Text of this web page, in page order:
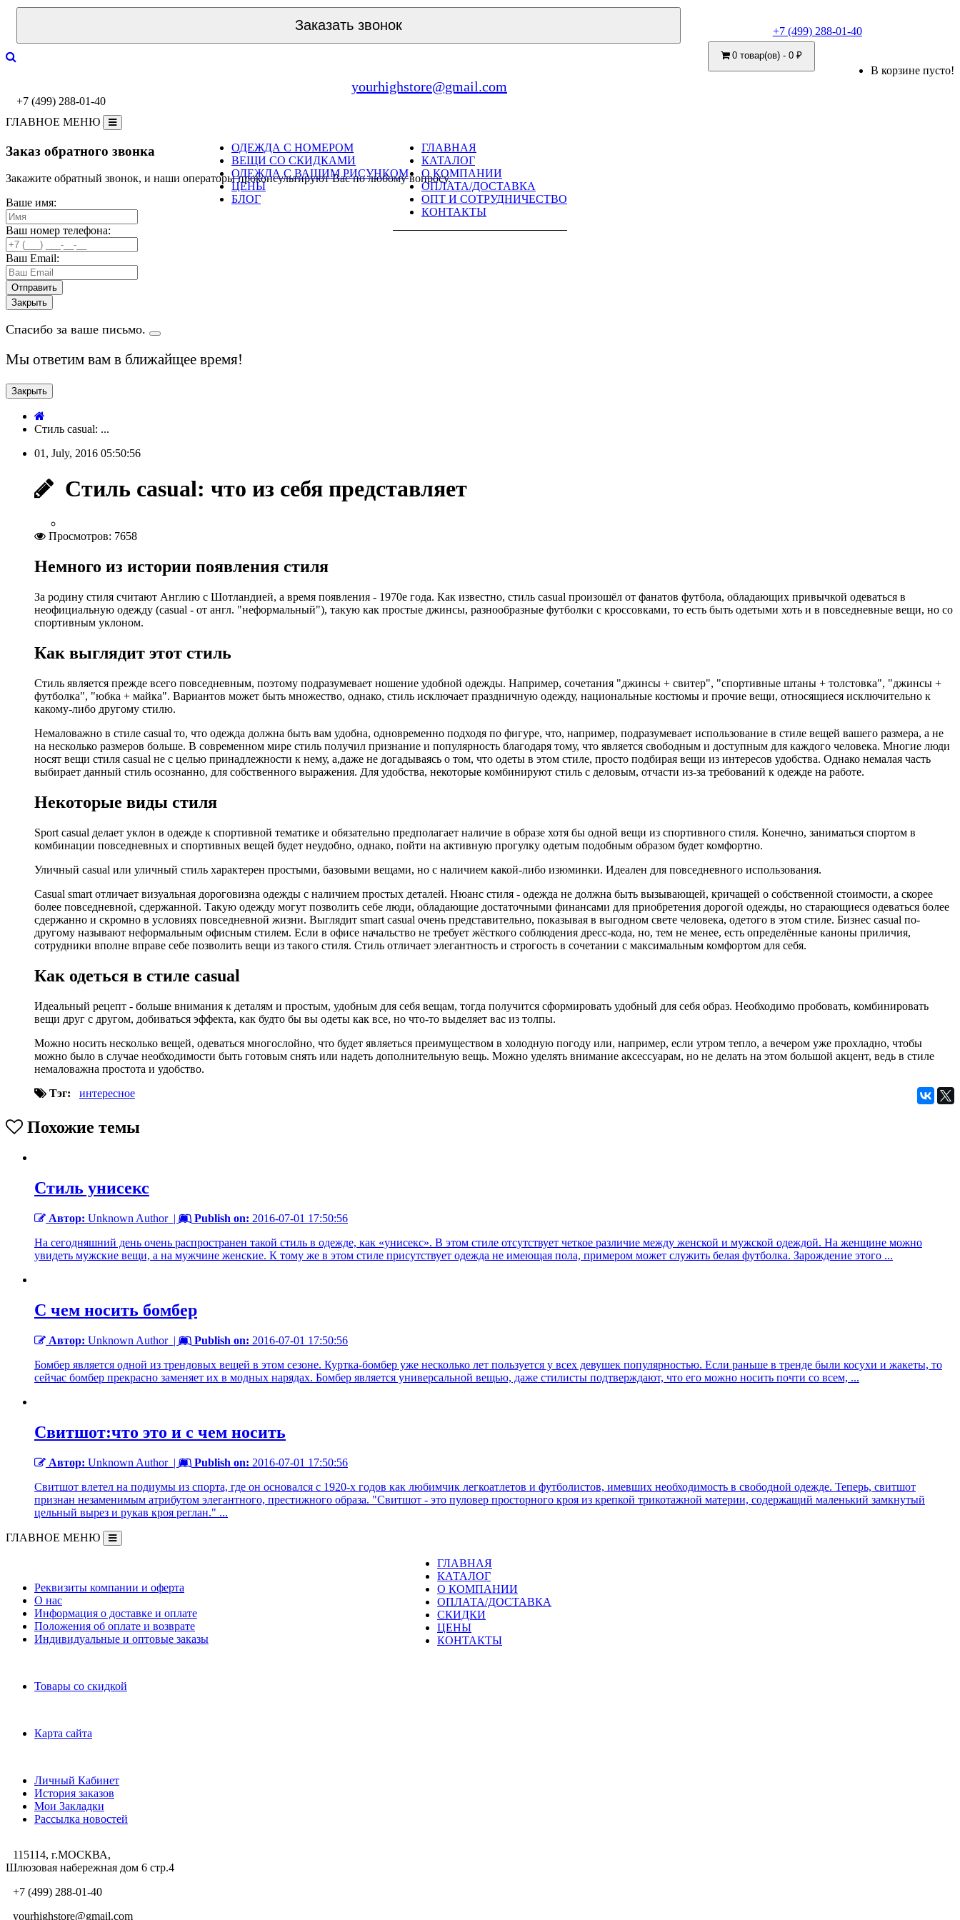
Заказать звонок +7 (499) 288-01-40
0 товар(ов) - 0 ₽
В корзине пусто!
yourhighstore@gmail.com
+7 (499) 288-01-40
ГЛАВНОЕ МЕНЮ
ГЛАВНАЯ
КАТАЛОГ
О КОМПАНИИ
ОПЛАТА/ДОСТАВКА
ОПТ И СОТРУДНИЧЕСТВО
КОНТАКТЫ
ОДЕЖДА С НОМЕРОМ
ВЕЩИ СО СКИДКАМИ
ОДЕЖДА С ВАШИМ РИСУНКОМ
ЦЕНЫ
БЛОГ
Заказ обратного звонка
Закажите обратный звонок, и наши операторы проконсультируют Вас по любому вопросу.
Ваше имя:
Ваш номер телефона:
Ваш Email:
Закрыть
Спасибо за ваше письмо.
Мы ответим вам в ближайщее время!
Закрыть
Стиль casual: ...
01, July, 2016 05:50:56
Стиль casual: что из себя представляет
Просмотров: 7658
Немного из истории появления стиля
За родину стиля считают Англию с Шотландией, а время появления - 1970е года. Как известно, стиль casual произошёл от фанатов футбола, обладающих привычкой одеваться в
неофициальную одежду (casual - от англ. "неформальный"), такую как простые джинсы, разнообразные футболки с кроссовками, то есть быть одетыми хоть и в повседневные вещи, но со
спортивным уклоном.
Как выглядит этот стиль
Стиль является прежде всего повседневным, поэтому подразумевает ношение удобной одежды. Например, сочетания "джинсы + свитер", "спортивные штаны + толстовка", "джинсы +
футболка", "юбка + майка". Вариантов может быть множество, однако, стиль исключает праздничную одежду, национальные костюмы и прочие вещи, относящиеся исключительно к
какому-либо другому стилю.
Немаловажно в стиле casual то, что одежда должна быть вам удобна, одновременно подходя по фигуре, что, например, подразумевает использование в стиле вещей вашего размера, а не
на несколько размеров больше. В современном мире стиль получил признание и популярность благодаря тому, что является свободным и доступным для каждого человека. Многие люди
носят вещи стиля casual не с целью принадлежности к нему, а,даже не догадываясь о том, что одеты в этом стиле, просто подбирая вещи из интересов удобства. Однако немалая часть
выбирает данный стиль осознанно, для собственного выражения. Для удобства, некоторые комбинируют стиль с деловым, отчасти из-за требований к одежде на работе.
Некоторые виды стиля
Sport casual делает уклон в одежде к спортивной тематике и обязательно предполагает наличие в образе хотя бы одной вещи из спортивного стиля. Конечно, заниматься спортом в
комбинации повседневных и спортивных вещей будет неудобно, однако, пойти на активную прогулку одетым подобным образом будет комфортно.
Уличный casual или уличный стиль характерен простыми, базовыми вещами, но с наличием какой-либо изюминки. Идеален для повседневного использования.
Casual smart отличает визуальная дороговизна одежды с наличием простых деталей. Нюанс стиля - одежда не должна быть вызывающей, кричащей о собственной стоимости, а скорее
более повседневной, сдержанной. Такую одежду могут позволить себе люди, обладающие достаточными финансами для приобретения дорогой одежды, но старающиеся одеваться более
сдержанно и скромно в условиях повседневной жизни. Выглядит smart casual очень представительно, показывая в выгодном свете человека, одетого в этом стиле. Бизнес casual по-
другому называют неформальным офисным стилем. Если в офисе начальство не требует жёсткого соблюдения дресс-кода, но, тем не менее, есть определённые каноны приличия,
сотрудники вполне вправе себе позволить вещи из такого стиля. Стиль отличает элегантность и строгость в сочетании с максимальным комфортом для себя.
Как одеться в стиле casual
Идеальный рецепт - больше внимания к деталям и простым, удобным для себя вещам, тогда получится сформировать удобный для себя образ. Необходимо пробовать, комбинировать
вещи друг с другом, добиваться эффекта, как будто бы вы одеты как все, но что-то выделяет вас из толпы.
Можно носить несколько вещей, одеваться многослойно, что будет являеться преимуществом в холодную погоду или, например, если утром тепло, а вечером уже прохладно, чтобы
можно было в случае необходимости быть готовым снять или надеть дополнительную вещь. Можно уделять внимание аксессуарам, но не делать на этом большой акцент, ведь в стиле
немаловажна простота и удобство.
Тэг:
интересное
Похожие темы
Cтиль унисекс
Автор: Unknown Author| Publish on: 2016-07-01 17:50:56
На сегодняшний день очень распространен такой стиль в одежде, как «унисекс». В этом стиле отсутствует четкое различие между женской и мужской одеждой. На женщине можно
увидеть мужские вещи, а на мужчине женские. К тому же в этом стиле присутствует одежда не имеющая пола, примером может служить белая футболка. Зарождение этого ...
С чем носить бомбер
Автор: Unknown Author| Publish on: 2016-07-01 17:50:56
Бомбер является одной из трендовых вещей в этом сезоне. Куртка-бомбер уже несколько лет пользуется у всех девушек популярностью. Если раньше в тренде были косухи и жакеты, то
сейчас бомбер прекрасно заменяет их в модных нарядах. Бомбер является универсальной вещью, даже стилисты подтверждают, что его можно носить почти со всем, ...
Свитшот:что это и с чем носить
Автор: Unknown Author| Publish on: 2016-07-01 17:50:56
Свитшот влетел на подиумы из спорта, где он основался с 1920-х годов как любимчик легкоатлетов и футболистов, имевших необходимость в свободной одежде. Теперь, свитшот
признан незаменимым атрибутом элегантного, престижного образа. "Свитшот - это пуловер просторного кроя из крепкой трикотажной материи, содержащий маленький замкнутый
цельный вырез и рукав кроя реглан." ...
ГЛАВНОЕ МЕНЮ
ГЛАВНАЯ
КАТАЛОГ
О КОМПАНИИ
ОПЛАТА/ДОСТАВКА
СКИДКИ
ЦЕНЫ
КОНТАКТЫ
Реквизиты компании и оферта
О нас
Информация о доставке и оплате
Положения об оплате и возврате
Индивидуальные и оптовые заказы
Товары со скидкой
Карта сайта
Личный Кабинет
История заказов
Мои Закладки
Рассылка новостей
115114, г.МОСКВА,
Шлюзовая набережная дом 6 стр.4
+7 (499) 288-01-40
yourhighstore@gmail.com